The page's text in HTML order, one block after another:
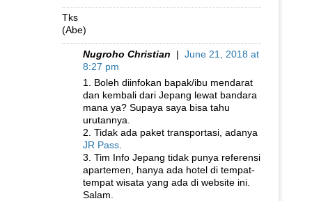
Tks
(Abe)
Nugroho Christian | June 21, 2018 at
8:27 pm
1. Boleh diinfokan bapak/ibu mendarat
dan kembali dari Jepang lewat bandara
mana ya? Supaya saya bisa tahu
urutannya.
2. Tidak ada paket transportasi, adanya
JR Pass
3. Tim Info Jepang tidak punya referensi
apartemen, hanya ada hotel di tempat-
tempat wisata yang ada di website ini.
Salam.